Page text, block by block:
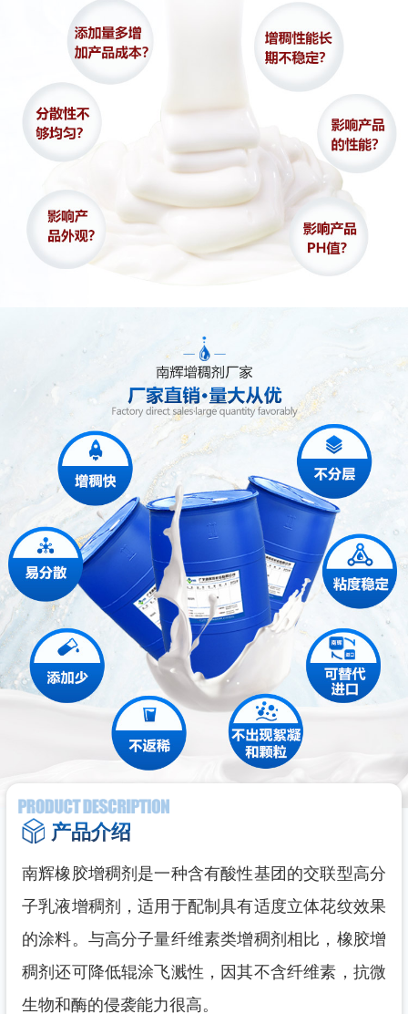
产品介绍
南辉橡胶增稠剂是一种含有酸性基团的交联型高分
子乳液增稠剂，适用于配制具有适度立体花纹效果
的涂料。与高分子量纤维素类增稠剂相比，橡胶增
稠剂还可降低辊涂飞溅性，因其不含纤维素，抗微
生物和酶的侵袭能力很高。